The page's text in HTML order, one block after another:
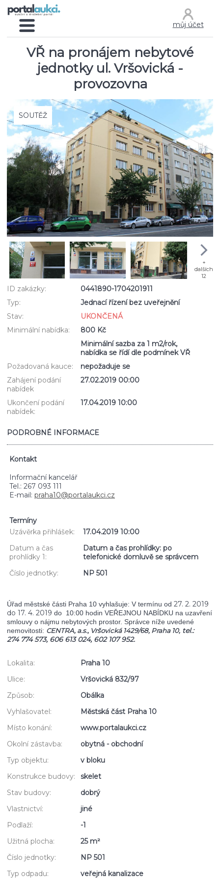
VŘ na pronájem nebytové
jednotky ul. Vršovická -
provozovna
SOUTĚŽ
+
dalších
12
ID zakázky:
0441890-1704201911
Typ:
Jednací řízení bez uveřejnění
Stav:
UKONČENÁ
Minimální nabídka:
800 Kč
Minimální sazba za 1 m2/rok,
nabídka se řídí dle podmínek VŘ
Požadovaná kauce:
nepožaduje se
Zahájení podání
nabídek
27.02.2019 00:00
Ukončení podání
nabídek:
17.04.2019 10:00
PODROBNÉ INFORMACE
Kontakt
Informační kancelář
Tel.: 267 093 111
E-mail: praha10@portalaukci.cz
Termíny
Uzávěrka přihlášek:
17.04.2019 10:00
Datum a čas
prohlídky 1:
Datum a čas prohlídky: po
telefonické domluvě se správcem
Číslo jednotky:
NP 501
Úřad městské části Praha 10 vyhlašuje: V termínu od 27. 2. 2019
do 17. 4. 2019 do 10:00 hodin VEŘEJNOU NABÍDKU na uzavření
smlouvy o nájmu nebytových prostor. Správce níže uvedené
nemovitosti: CENTRA, a.s., Vršovická 1429/68, Praha 10, tel.:
274 774 573, 606 613 024, 602 107 952.
Lokalita:
Praha 10
Ulice:
Vršovická 832/97
Způsob:
Obálka
Vyhlašovatel:
Městská část Praha 10
Místo konání:
www.portalaukci.cz
Okolní zástavba:
obytná - obchodní
Typ objektu:
v bloku
Konstrukce budovy:
skelet
Stav budovy:
dobrý
Vlastnictví:
jiné
Podlaží:
-1
Užitná plocha:
25 m²
Číslo jednotky:
NP 501
Typ odpadu:
veřejná kanalizace
můj účet